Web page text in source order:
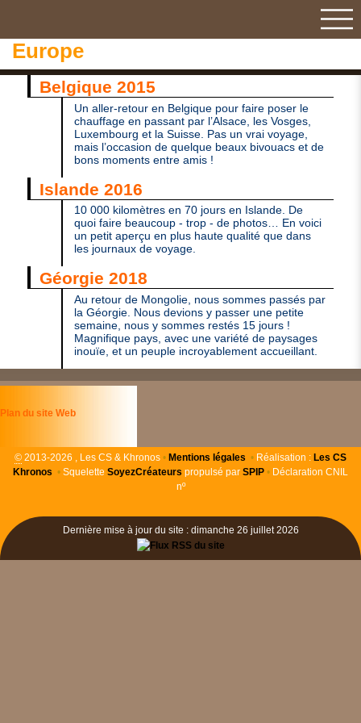
Europe
Belgique 2015
Un aller-retour en Belgique pour faire poser le
chauffage en passant par l’Alsace, les Vosges,
Luxembourg et la Suisse. Pas un vrai voyage,
mais l’occasion de quelque beaux bivouacs et de
bons moments entre amis !
Islande 2016
10 000 kilomètres en 70 jours en Islande. De
quoi faire beaucoup - trop - de photos… En voici
un petit aperçu en plus haute qualité que dans
les journaux de voyage.
Géorgie 2018
Au retour de Mongolie, nous sommes passés par
la Géorgie. Nous devions y passer une petite
semaine, nous y sommes restés 15 jours !
Magnifique pays, avec une variété de paysages
inouïe, et un peuple incroyablement accueillant.
Plan du site Web
© 2013-2026 , Les CS & Khronos • Mentions légales • Réalisation : Les CS
Khronos • Squelette SoyezCréateurs propulsé par SPIP • Déclaration CNIL
nº
Dernière mise à jour du site : dimanche 26 juillet 2026